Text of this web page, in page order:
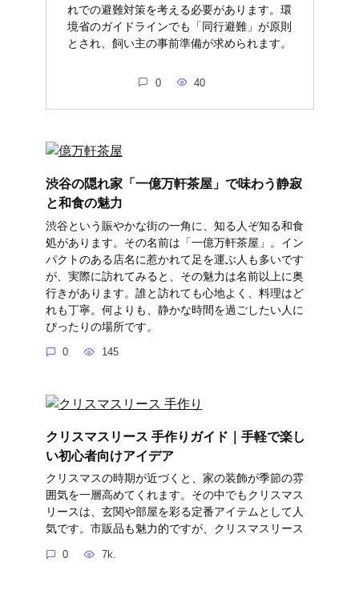
れでの避難対策を考える必要があります。環
境省のガイドラインでも「同行避難」が原則
とされ、飼い主の事前準備が求められます。
0 40
渋谷の隠れ家「一億万軒茶屋」で味わう静寂
と和食の魅力
渋谷という賑やかな街の一角に、知る人ぞ知る和食
処があります。その名前は「一億万軒茶屋」。イン
パクトのある店名に惹かれて足を運ぶ人も多いです
が、実際に訪れてみると、その魅力は名前以上に奥
行きがあります。誰と訪れても心地よく、料理はど
れも丁寧。何よりも、静かな時間を過ごしたい人に
ぴったりの場所です。
0 145
クリスマスリース 手作りガイド｜手軽で楽し
い初心者向けアイデア
クリスマスの時期が近づくと、家の装飾が季節の雰
囲気を一層高めてくれます。その中でもクリスマス
リースは、玄関や部屋を彩る定番アイテムとして人
気です。市販品も魅力的ですが、クリスマスリース
0 7k.